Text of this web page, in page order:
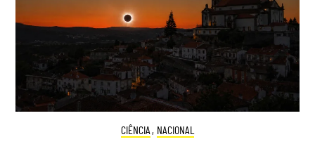
CIÊNCIA , NACIONAL